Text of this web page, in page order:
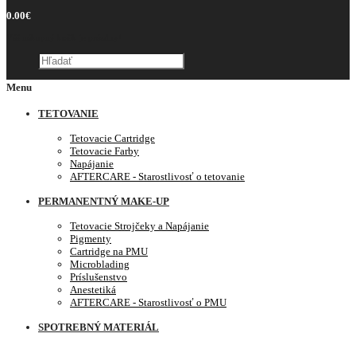
0.00€
Menu
TETOVANIE
Tetovacie Cartridge
Tetovacie Farby
Napájanie
AFTERCARE - Starostlivosť o tetovanie
PERMANENTNÝ MAKE-UP
Tetovacie Strojčeky a Napájanie
Pigmenty
Cartridge na PMU
Microblading
Príslušenstvo
Anestetiká
AFTERCARE - Starostlivosť o PMU
SPOTREBNÝ MATERIÁL